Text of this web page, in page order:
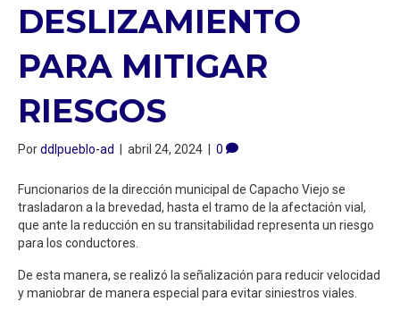
DESLIZAMIENTO
PARA MITIGAR
RIESGOS
Porddlpueblo-ad | abril 24, 2024 | 0
Funcionarios de la dirección municipal de Capacho Viejo se
trasladaron a la brevedad, hasta el tramo de la afectación vial,
que ante la reducción en su transitabilidad representa un riesgo
para los conductores.
De esta manera, se realizó la señalización para reducir velocidad
y maniobrar de manera especial para evitar siniestros viales.